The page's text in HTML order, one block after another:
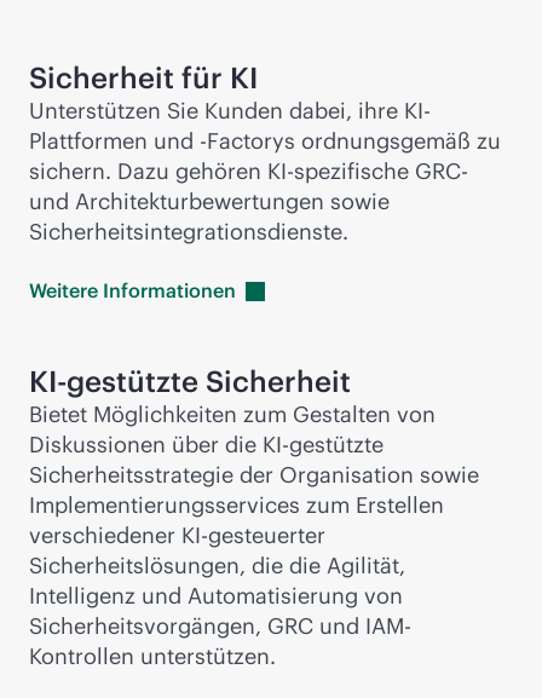
Sicherheit für KI
Unterstützen Sie Kunden dabei, ihre KI-
Plattformen und -Factorys ordnungsgemäß zu
sichern. Dazu gehören KI-spezifische GRC-
und Architekturbewertungen sowie
Sicherheitsintegrationsdienste.
Weitere Informationen
KI-gestützte Sicherheit
Bietet Möglichkeiten zum Gestalten von
Diskussionen über die KI-gestützte
Sicherheitsstrategie der Organisation sowie
Implementierungsservices zum Erstellen
verschiedener KI-gesteuerter
Sicherheitslösungen, die die Agilität,
Intelligenz und Automatisierung von
Sicherheitsvorgängen, GRC und IAM-
Kontrollen unterstützen.